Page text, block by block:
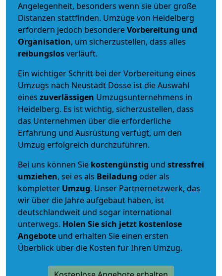
Angelegenheit, besonders wenn sie über große
Distanzen stattfinden. Umzüge von Heidelberg
erfordern jedoch besondereVorbereitung und
Organisation, um sicherzustellen, dass alles
reibungslosverläuft.
Ein wichtiger Schritt bei der Vorbereitung eines
Umzugs nach Neustadt Dosse ist die Auswahl
eines zuverlässigen Umzugsunternehmens in
Heidelberg. Es ist wichtig, sicherzustellen, dass
das Unternehmen über die erforderliche
Erfahrung und Ausrüstung verfügt, um den
Umzug erfolgreich durchzuführen.
Bei uns können Sie kostengünstig und stressfrei
umziehen, sei es als Beiladung oder als
kompletter Umzug. Unser Partnernetzwerk, das
wir über die Jahre aufgebaut haben, ist
deutschlandweit und sogar international
unterwegs. Holen Sie sich jetzt kostenlose
Angebote und erhalten Sie einen ersten
Überblick über die Kosten für Ihren Umzug.